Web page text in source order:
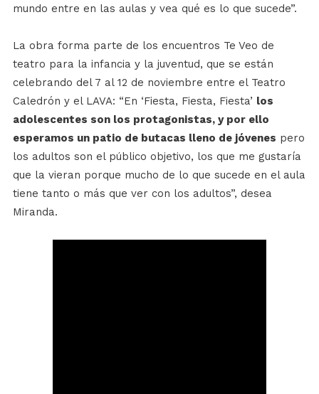
mundo entre en las aulas y vea qué es lo que sucede”.
La obra forma parte de los encuentros Te Veo de
teatro para la infancia y la juventud, que se están
celebrando del 7 al 12 de noviembre entre el Teatro
Caledrón y el LAVA: “En ‘Fiesta, Fiesta, Fiesta’ los
adolescentes son los protagonistas, y por ello
esperamos un patio de butacas lleno de jóvenes pero
los adultos son el público objetivo, los que me gustaría
que la vieran porque mucho de lo que sucede en el aula
tiene tanto o más que ver con los adultos”, desea
Miranda.